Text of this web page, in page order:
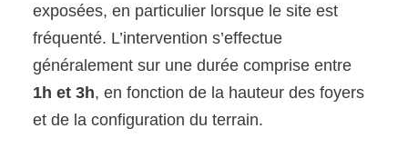
exposées, en particulier lorsque le site est
fréquenté. L’intervention s’effectue
généralement sur une durée comprise entre
1h et 3h, en fonction de la hauteur des foyers
et de la configuration du terrain.